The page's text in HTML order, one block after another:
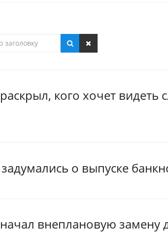
кого хочет
о выпуске
внеплановую замену